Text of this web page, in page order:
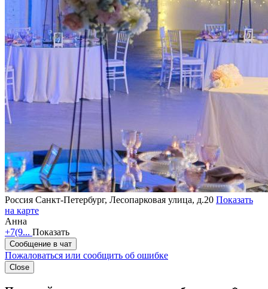
Россия Санкт-Петербург, Лесопарковая улица, д.20 Показать
на карте
Анна
+7(9... Показать
Сообщение в чат
Пожаловаться или сообщить об ошибке
Close